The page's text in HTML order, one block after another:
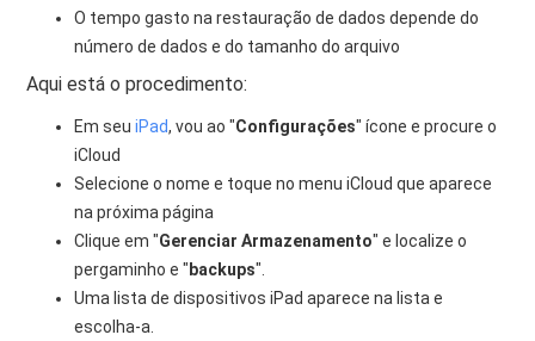
O tempo gasto na restauração de dados depende do
número de dados e do tamanho do arquivo
Aqui está o procedimento:
Em seuiPad, vou ao "Configurações" ícone e procure o
iCloud
Selecione o nome e toque no menu iCloud que aparece
na próxima página
Clique em "Gerenciar Armazenamento" e localize o
pergaminho e " backups".
Uma lista de dispositivos iPad aparece na lista e
escolha-a.